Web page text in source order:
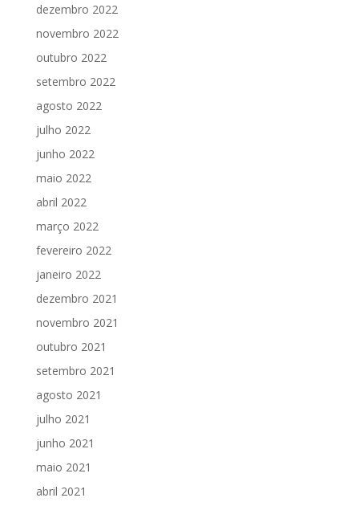
dezembro 2022
novembro 2022
outubro 2022
setembro 2022
agosto 2022
julho 2022
junho 2022
maio 2022
abril 2022
março 2022
fevereiro 2022
janeiro 2022
dezembro 2021
novembro 2021
outubro 2021
setembro 2021
agosto 2021
julho 2021
junho 2021
maio 2021
abril 2021